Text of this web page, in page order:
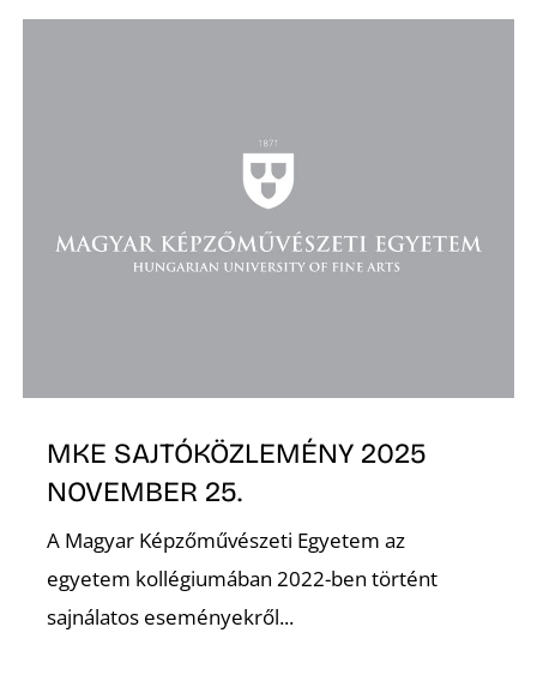
MKE SAJTÓKÖZLEMÉNY 2025
NOVEMBER 25.
A Magyar Képzőművészeti Egyetem az
egyetem kollégiumában 2022-ben történt
sajnálatos eseményekről...